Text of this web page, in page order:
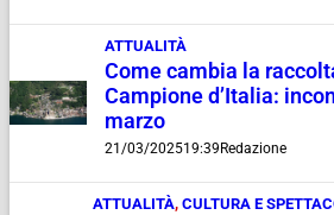
ATTUALITÀ
Come cambia la
Campione d’Italia:
marzo
21/03/202519:39Redazione
ATTUALITÀ,CULTURA E